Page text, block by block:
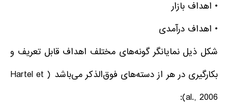
• اهداف بازار
• اهداف درآمدی
شکل ذیل نمایانگر گونه‌های مختلف اهداف قابل تعریف و
بکارگیری در هر از دسته‌های فوق‌الذکر می‌باشد ( Hartel et
al., 2006):